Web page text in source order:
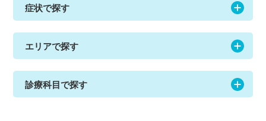
症状で探す
エリアで探す
診療科目で探す